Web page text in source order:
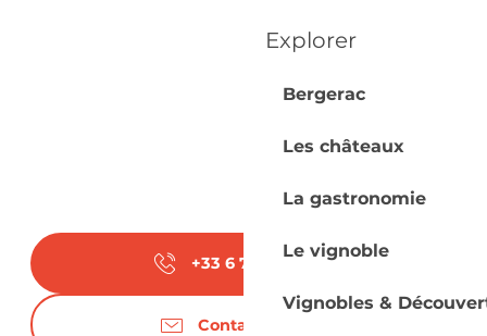
Explorer
Bergerac
Les châteaux
La gastronomie
Le vignoble
Vignobles &
+33 6 73 35 01 ▒▒
Contactez-nous